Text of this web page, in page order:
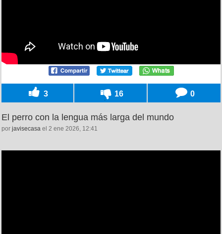
3 16 0
El perro con la lengua más larga del mundo
por javisecasa el 2 ene 2026, 12:41